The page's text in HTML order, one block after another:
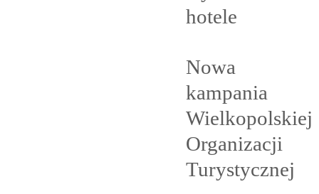
hotele
Nowa
kampania
Wielkopolskiej
Organizacji
Turystycznej